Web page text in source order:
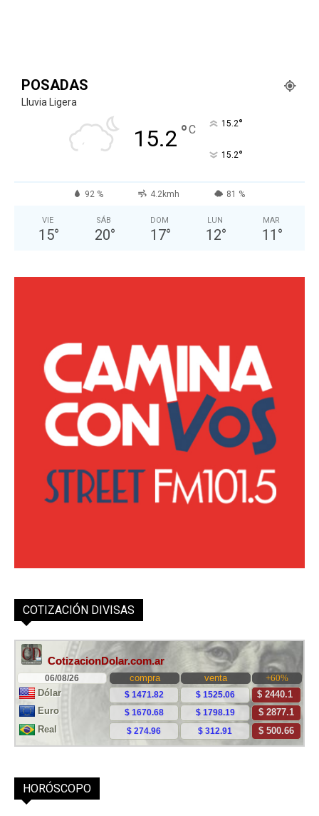
POSADAS
Lluvia Ligera
15.2 °C 15.2°
15.2°
92 % 4.2kmh 81 %
VIE
15°
SÁB
20°
DOM
17°
LUN
12°
MAR
11 °
COTIZACIÓN DIVISAS
HORÓSCOPO